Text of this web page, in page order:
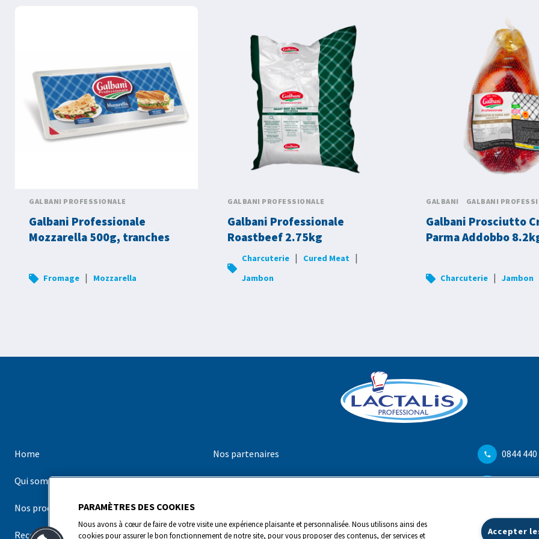
GALBANI PROFESSIONALE
Galbani Professionale
Mozzarella 500g, tranches
Fromage | Mozzarella
GALBANI PROFESSIONALE
Galbani Professionale
Roastbeef 2.75kg
Charcuterie | Cured Meat |
Jambon
GALBANI GALBANI
Galbani Prosciutto
Parma Addobbo
Charcuterie | Jambon
Home
Qui sommes-nous ?
Nos produits
Recettes
Nos partenaires
Nos marques
0844
PARAMÈTRES DES COOKIES
Nous avons à cœur de faire de votre visite une expérience plaisante et personnalisée. Nous utilisons ainsi des
cookies pour assurer le bon fonctionnement de notre site, pour vous proposer des contenus, der services et
Accepter